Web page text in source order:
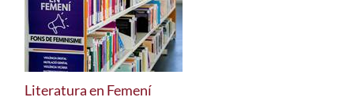
Literatura en Femení